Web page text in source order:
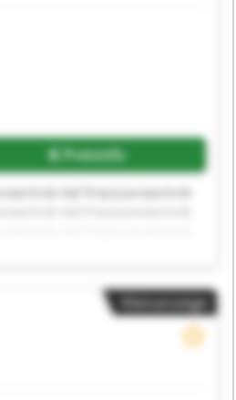
Preisinfo
Haf Präzisionstechnik
Kleinanzeige